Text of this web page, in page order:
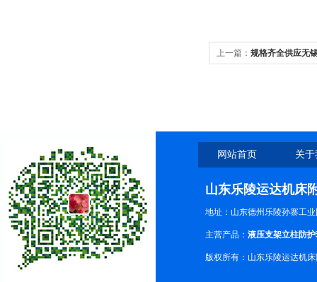
上一篇： 规格齐全供应无
网站首页 关
山东乐陵运达机床
地址：山东德州乐陵孙寨工
主营产品： 液压支架立柱防
版权所有：山东乐陵运达机